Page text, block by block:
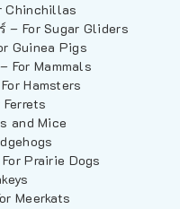
Chinchillas
– For Sugar Gliders
Guinea Pigs
For Mammals
Hamsters
and Mice
Prairie Dogs
Meerkats